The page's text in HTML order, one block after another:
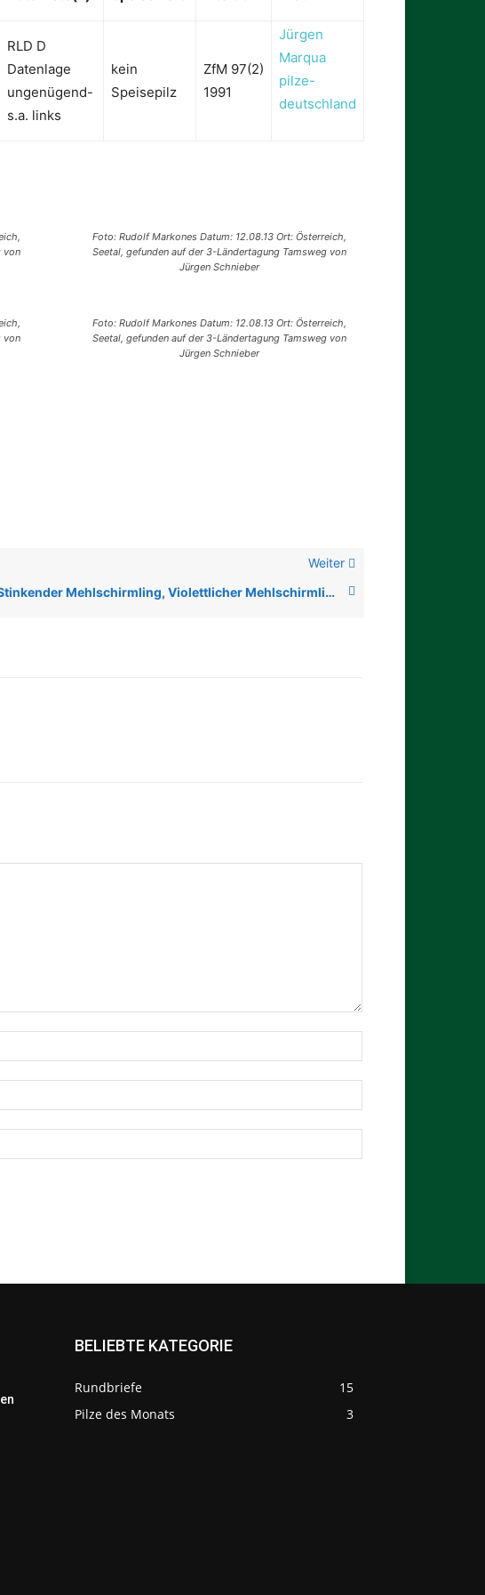
RLD D
Datenlage
ungenügend-
s.a. links
kein
Speisepilz
ZfM 97(2)
1991
Jürgen
Marqua
pilze-
deutschland
von
Foto: Rudolf Markones Datum: 12.08.13 Ort: Österreich,
Seetal, gefunden auf der 3-Ländertagung Tamsweg von
Jürgen Schnieber
von
Foto: Rudolf Markones Datum: 12.08.13 Ort: Österreich,
Seetal, gefunden auf der 3-Ländertagung Tamsweg von
Jürgen Schnieber
Weiter
Stinkender Mehlschirmling, Violettlicher Mehlschirmling
BELIEBTE KATEGORIE
Rundbriefe
15
Pilze des Monats
3